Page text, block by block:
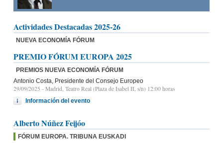
Actividades Destacadas 2025-26
NUEVA ECONOMÍA FÓRUM
PREMIO FÓRUM EUROPA 2025
PREMIOS NUEVA ECONOMÍA FÓRUM
Antonio Costa, Presidente del Consejo Europeo
29/09/2025 - Madrid, Teatro Real (Plaza de Isabel II, s/n) 12:00 horas
Información del evento
Alberto Núñez Feijóo
FÓRUM EUROPA. TRIBUNA EUSKADI